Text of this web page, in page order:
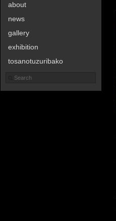
about
news
gallery
exhibition
tosanotuzuribako
contact